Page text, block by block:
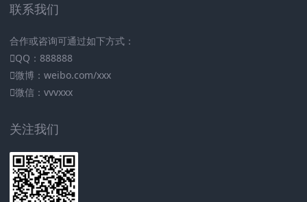
联系我们
合作或咨询可通过如下方式：
QQ：888888
微博：weibo.com/xxx
微信：vvvxxx
关注我们